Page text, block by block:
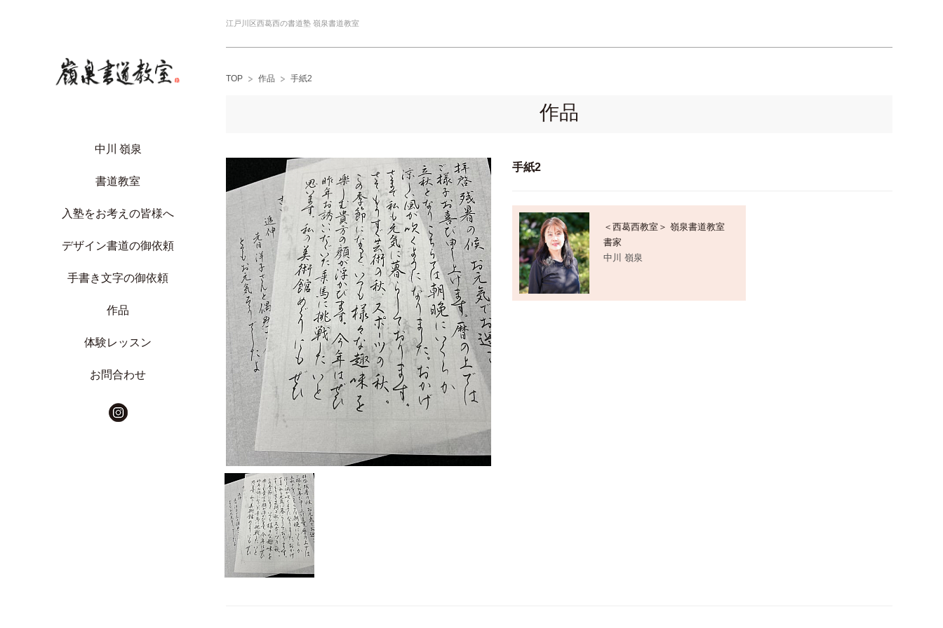
中川 嶺泉
書道教室
入塾をお考えの皆様へ
デザイン書道の御依頼
手書き文字の御依頼
作品
体験レッスン
お問合わせ
江戸川区西葛西の書道塾 嶺泉書道教室
TOP 作品 手紙2
作品
手紙2
＜西葛西教室＞ 嶺泉書道教室
書家
中川 嶺泉